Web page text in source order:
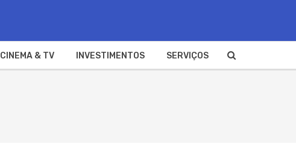
CINEMA & TV INVESTIMENTOS SERVIÇOS